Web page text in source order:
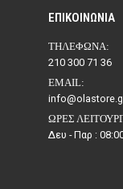
ΕΠΙΚΟΙΝΩΝΊΑ
ΤΗΛΈΦΩΝΑ:
210 300 71 36
EMAIL:
ΏΡΕΣ
Δευ - Παρ :